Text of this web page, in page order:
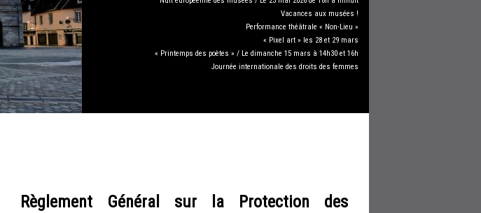
Vacances aux musées !
Performance théâtrale « Non-Lieu »
« Pixel art » les 28 et 29 mars
« Printemps des poètes » / Le dimanche 15 mars à 14h30 et 16h
Journée internationale des droits des femmes
Règlement Général sur la Protection des